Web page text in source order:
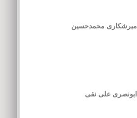
میرشکاری محمدحسین
ابونصری علی نقی